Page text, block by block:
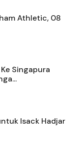
Athletic, 08
Singapura
Isack Hadjar